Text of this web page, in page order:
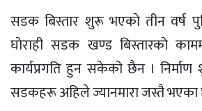
सडक बिस्तार शुरू भएकाे तीन वर्ष
घाेराही सडक खण्ड बिस्तारकाे
कार्यप्रगति हुन सकेकाे छैन । निर्माण
सडकहरू अहिले ज्यानमारा जस्तै भएका